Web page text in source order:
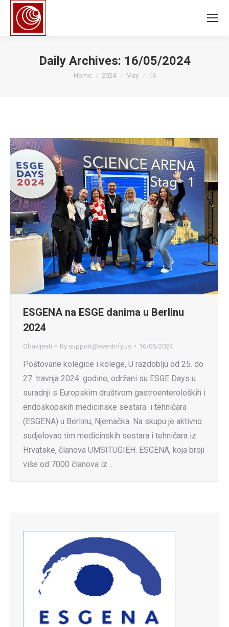
Daily Archives: 16/05/2024
You are here:
Home 2024 May 16
ESGENA na ESGE danima u Berlinu
2024
Obavijesti By support@eventrify.us 16/05/2024
Poštovane kolegice i kolege, U razdoblju od 25. do
27. travnja 2024. godine, održani su ESGE Days u
suradnji s Europskim društvom gastroenteroloških i
endoskopskih medicinske sestara i tehničara
(ESGENA) u Berlinu, Njemačka. Na skupu je aktivno
sudjelovao tim medicinskih sestara i tehničara iz
Hrvatske, članova UMSITUGIEH. ESGENA, koja broji
više od 7000 članova iz…